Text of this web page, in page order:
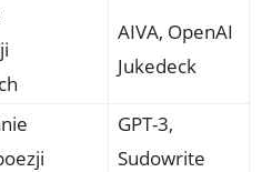
AIVA, OpenAI
Jukedeck
GPT-3,
Sudowrite